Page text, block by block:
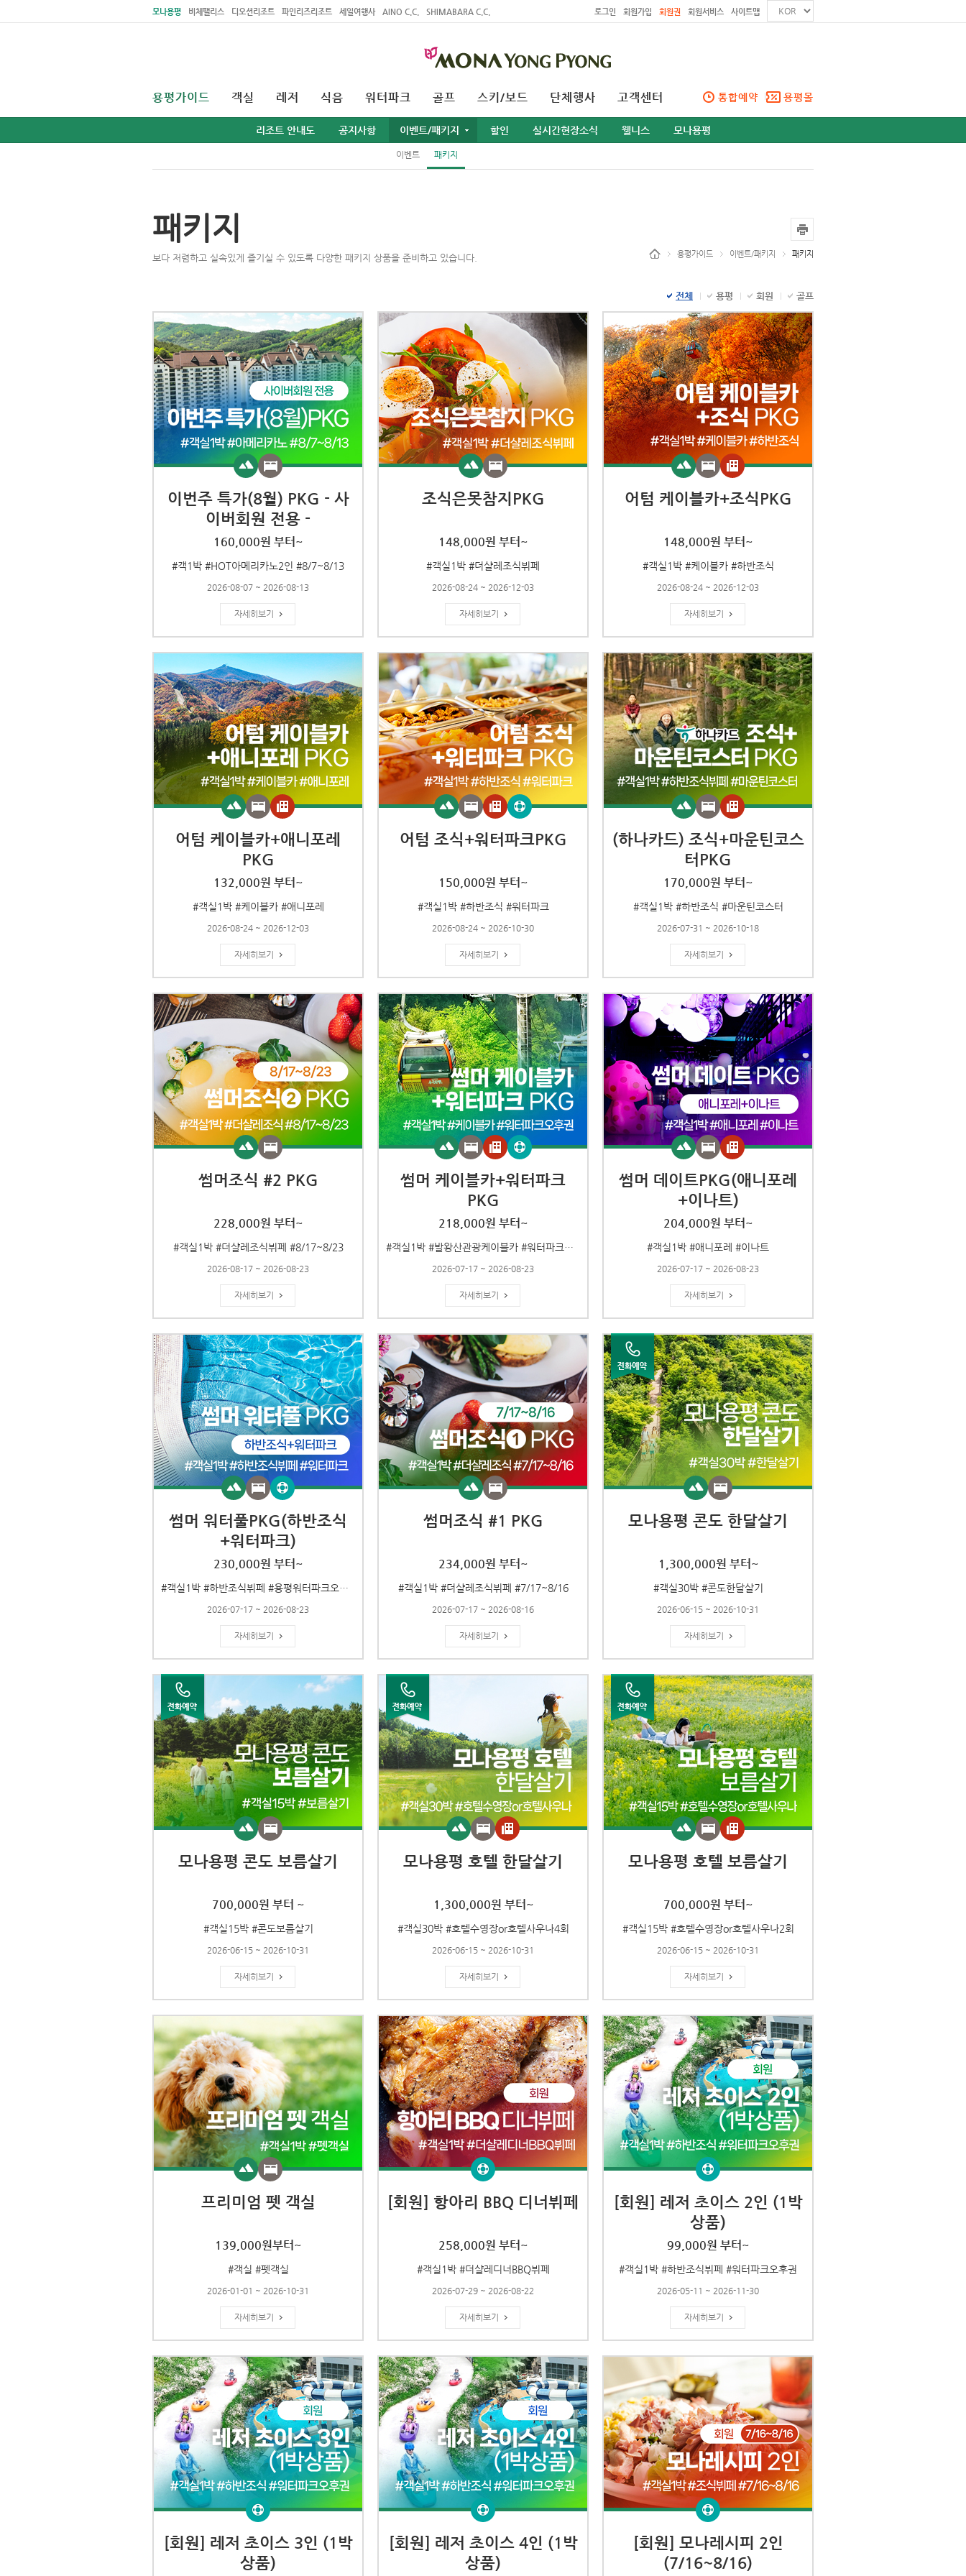
모나용평 비체팰리스 디오션리조트 파인리즈리조트 세일여행사 AINO C.C. SHIMABARA C.C. 로그인 회원가입 회원권 회원서비스 사이트맵
용평가이드
리조트 안내도 공지사항 이벤트/패키지
이벤트 패키지
할인 실시간현장소식 웰니스 모나용평
객실 레저 식음 워터파크 골프 스키/보드 단체행사 고객센터 통합예약 용평몰
패키지
보다 저렴하고 실속있게 즐기실 수 있도록 다양한 패키지 상품을 준비하고 있습니다. 용평가이드 이벤트/패키지 패키지
전체 용평 회원 골프
이번주 특가(8월) PKG - 사
이버회원 전용 -
160,000원 부터~
#객1박 #HOT아메리카노2인 #8/7~8/13
2026-08-07 ~ 2026-08-13
자세히보기
조식은못참지PKG
148,000원 부터~
#객실1박 #더샬레조식뷔페
2026-08-24 ~ 2026-12-03
자세히보기
어텀 케이블카+조식PKG
148,000원 부터~
#객실1박 #케이블카 #하반조식
2026-08-24 ~ 2026-12-03
자세히보기
어텀 케이블카+애니포레
PKG
132,000원 부터~
#객실1박 #케이블카 #애니포레
2026-08-24 ~ 2026-12-03
자세히보기
어텀 조식+워터파크PKG
150,000원 부터~
#객실1박 #하반조식 #워터파크
2026-08-24 ~ 2026-10-30
자세히보기
(하나카드) 조식+마운틴코스
터PKG
170,000원 부터~
#객실1박 #하반조식 #마운틴코스터
2026-07-31 ~ 2026-10-18
자세히보기
썸머조식 #2 PKG
228,000원 부터~
#객실1박 #더샬레조식뷔페 #8/17~8/23
2026-08-17 ~ 2026-08-23
자세히보기
썸머 케이블카+워터파크
PKG
218,000원 부터~
#객실1박 #발왕산관광케이블카 #워터파크오후권
2026-07-17 ~ 2026-08-23
자세히보기
썸머 데이트PKG(애니포레
+이나트)
204,000원 부터~
#객실1박 #애니포레 #이나트
2026-07-17 ~ 2026-08-23
자세히보기
썸머 워터풀PKG(하반조식
+워터파크)
230,000원 부터~
#객실1박 #하반조식뷔페 #용평워터파크오후권
2026-07-17 ~ 2026-08-23
자세히보기
썸머조식 #1 PKG
234,000원 부터~
#객실1박 #더샬레조식뷔페 #7/17~8/16
2026-07-17 ~ 2026-08-16
자세히보기
모나용평 콘도 한달살기
1,300,000원 부터~
#객실30박 #콘도한달살기
2026-06-15 ~ 2026-10-31
자세히보기
모나용평 콘도 보름살기
700,000원 부터 ~
#객실15박 #콘도보름살기
2026-06-15 ~ 2026-10-31
자세히보기
모나용평 호텔 한달살기
1,300,000원 부터~
#객실30박 #호텔수영장or호텔사우나4회
2026-06-15 ~ 2026-10-31
자세히보기
모나용평 호텔 보름살기
700,000원 부터~
#객실15박 #호텔수영장or호텔사우나2회
2026-06-15 ~ 2026-10-31
자세히보기
프리미엄 펫 객실
139,000원부터~
#객실 #펫객실
2026-01-01 ~ 2026-10-31
자세히보기
[회원] 항아리 BBQ 디너뷔페
258,000원 부터~
#객실1박 #더샬레디너BBQ뷔페
2026-07-29 ~ 2026-08-22
자세히보기
[회원] 레저 초이스 2인 (1박
상품)
99,000원 부터~
#객실1박 #하반조식뷔페 #워터파크오후권
2026-05-11 ~ 2026-11-30
자세히보기
[회원] 레저 초이스 3인 (1박
상품)
[회원] 레저 초이스 4인 (1박
상품)
[회원] 모나레시피 2인
(7/16~8/16)